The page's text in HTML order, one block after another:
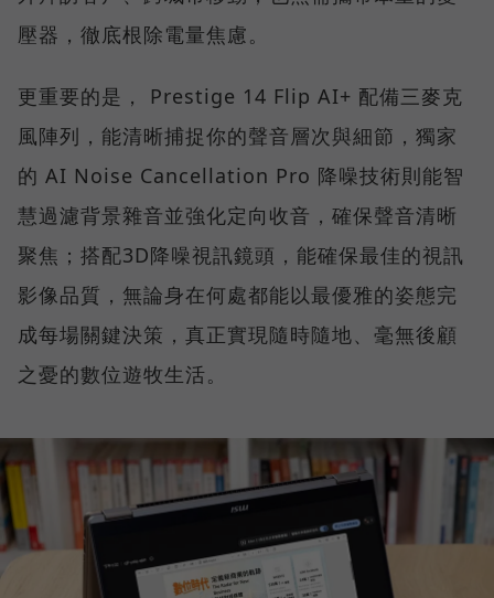
壓器，徹底根除電量焦慮。
更重要的是， Prestige 14 Flip AI+ 配備三麥克
風陣列，能清晰捕捉你的聲音層次與細節，獨家
的 AI Noise Cancellation Pro 降噪技術則能智
慧過濾背景雜音並強化定向收音，確保聲音清晰
聚焦；搭配3D降噪視訊鏡頭，能確保最佳的視訊
影像品質，無論身在何處都能以最優雅的姿態完
成每場關鍵決策，真正實現隨時隨地、毫無後顧
之憂的數位遊牧生活。